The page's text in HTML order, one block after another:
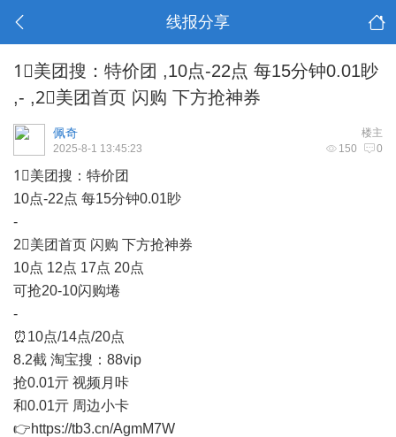
线报分享
1⃣美团搜：特价团 ,10点-22点 每15分钟0.01眇
,- ,2⃣美团首页 闪购 下方抢神券
楼主
佩奇
150 0
2025-8-1 13:45:23
1⃣美团搜：特价团
10点-22点 每15分钟0.01眇
-
2⃣美团首页 闪购 下方抢神券
10点 12点 17点 20点
可抢20-10闪购埢
-
⏰10点/14点/20点
8.2截 淘宝搜：88vip
抢0.01亓 视频月咔
和0.01亓 周边小卡
👉https://tb3.cn/AgmM7W